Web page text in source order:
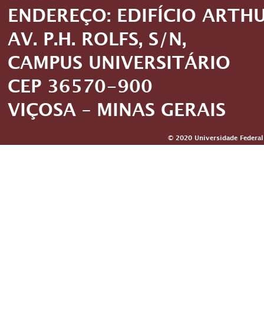
ENDEREÇO: EDIFÍCIO
AV. P.H. ROLFS, S/N,
CAMPUS UNIVERSITÁRIO
CEP 36570-900
VIÇOSA – MINAS GERAIS
© 2020 Universidade